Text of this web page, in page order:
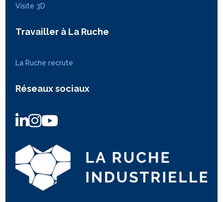
Visite 3D
Travailler à La Ruche
La Ruche recrute
Réseaux sociaux